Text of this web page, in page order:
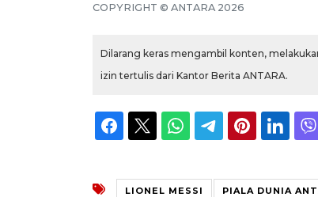
COPYRIGHT © ANTARA 2026
Dilarang keras mengambil konten,
izin tertulis dari Kantor Berita ANTARA.
LIONEL MESSI PIALA DUNIA